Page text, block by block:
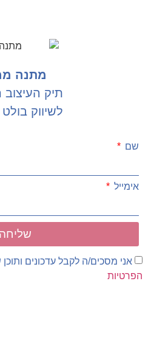
מתנה
תיק
לשיווק
שם
אימייל
אני מסכים/ה לקבל עדכונים
הפרטיות
שליחה